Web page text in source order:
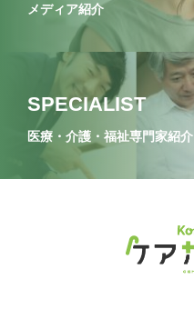
メディア紹介
SPECIALIST
医療・介護・福祉専門家紹介